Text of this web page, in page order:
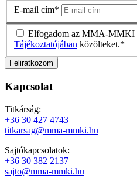
E-mail cím*
Elfogadom az MMA-MMKI
Tájékoztatójában közölteket.*
Kapcsolat
Titkárság:
+36 30 427 4743
titkarsag@mma-mmki.hu
Sajtókapcsolatok:
+36 30 382 2137
sajto@mma-mmki.hu